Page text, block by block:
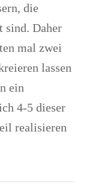
die
sind. Daher
mal zwei
lassen
ein
4-5 dieser
realisieren